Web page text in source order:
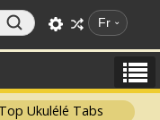
Fr
Top Ukulélé Tabs